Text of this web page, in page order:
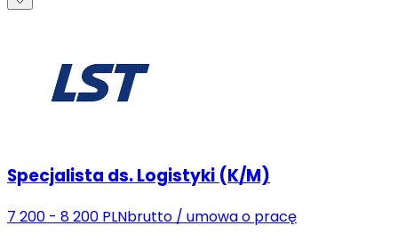
Specjalista ds. Logistyki (K/M)
7 200 - 8 200 PLNbrutto / umowa o pracę